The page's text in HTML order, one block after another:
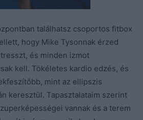
találhatsz csoportos fitbox
hogy Mike Tysonnak érzed
és minden izmot
kell. Tökéletes kardio edzés, és
mint az ellipszis
keresztül. Tapasztalataim szerint
vannak és a terem